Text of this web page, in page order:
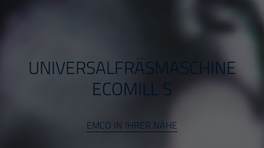
UNIVERSALFRÄSMASCHINE
ECOMILL S
EMCO IN IHRER NÄHE